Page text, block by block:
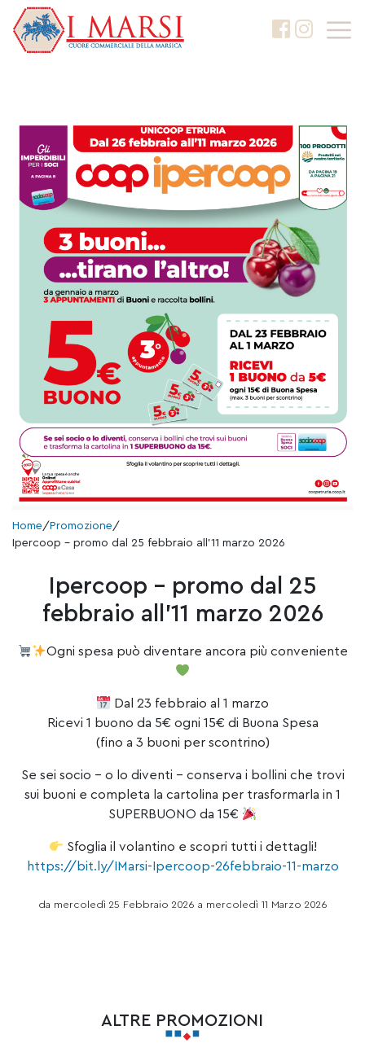
Home/ Promozione/
Ipercoop – promo dal 25 febbraio all’11 marzo 2026
Ipercoop – promo dal 25
febbraio all’11 marzo 2026
Ogni spesa può diventare ancora più conveniente
Dal 23 febbraio al 1 marzo
Ricevi 1 buono da 5€ ogni 15€ di Buona Spesa
(fino a 3 buoni per scontrino)
Se sei socio – o lo diventi – conserva i bollini che trovi
sui buoni e completa la cartolina per trasformarla in 1
SUPERBUONO da 15€
Sfoglia il volantino e scopri tutti i dettagli!
https://bit.ly/IMarsi-Ipercoop-26febbraio-11-marzo
da mercoledì 25 Febbraio 2026 a mercoledì 11 Marzo 2026
ALTRE PROMOZIONI